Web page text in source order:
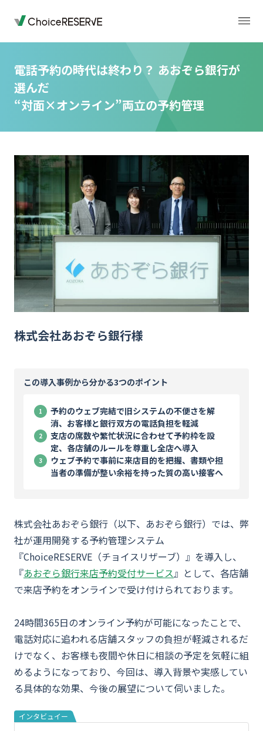
トップページ
機能 導入事例
業種から選ぶ デモサイト
ご利用の流れ お役立ち情報
資料ダウンロード
お問い合わせ
電話予約の時代は終わり？ あおぞら銀行が
選んだ
“対面×オンライン”両立の予約管理
株式会社あおぞら銀行様
この導入事例から分かる3つのポイント
予約のウェブ完結で旧システムの不便さを解
消、お客様と銀行双方の電話負担を軽減
支店の席数や繁忙状況に合わせて予約枠を設
定、各店舗のルールを尊重し全店へ導入
ウェブ予約で事前に来店目的を把握、書類や担
当者の準備が整い余裕を持った質の高い接客へ
株式会社あおぞら銀行（以下、あおぞら銀行）では、弊
社が運用開発する予約管理システム
『ChoiceRESERVE（チョイスリザーブ）』を導入し、
『あおぞら銀行来店予約受付サービス 』として、各店舗
で来店予約をオンラインで受け付けられております。
24時間365日のオンライン予約が可能になったことで、
電話対応に追われる店舗スタッフの負担が軽減されるだ
けでなく、お客様も夜間や休日に相談の予定を気軽に組
めるようになっており、今回は、導入背景や実感してい
る具体的な効果、今後の展望について伺いました。
インタビュイー